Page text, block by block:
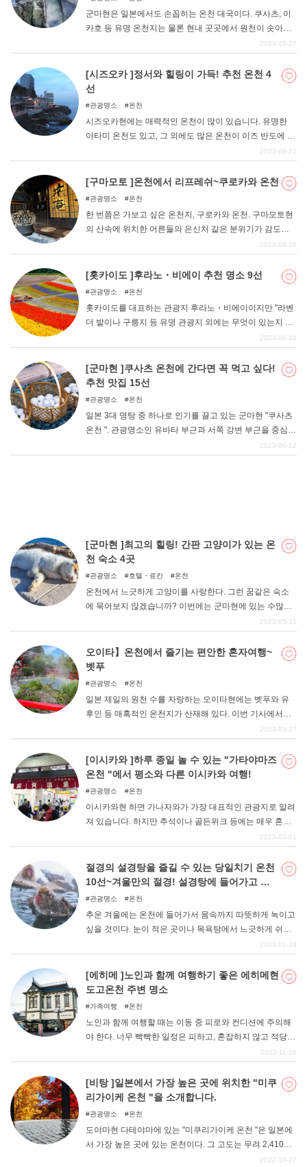
군마현은 일본에서도 손꼽히는 온천 대국이다. 쿠사츠, 이
카호 등 유명 온천지는 물론 현내 곳곳에서 원천이 솟아나
고 있다. 당일치기로 목욕을 즐길 수 있는 곳도 많아 많은
이 인기다. 그래서 이번에는 '군마현 내 온천이 있는 휴게
소'를 정리해 보았다. 쇼핑을 하면서 차박을 포함한 여행의
즐거움을 위해 꼭 참고해 보시기 바랍니다.
2023-10-27
[시즈오카 ]정서와 힐링이 가득! 추천 온천 4
선
관광명소 온천
시즈오카현에는 매력적인 온천이 많이 있습니다. 유명한
아타미 온천도 있고, 그 외에도 많은 온천이 이즈 반도에 있
어 예로부터 온천 마을로 번영해 왔다. 정감 넘치는 거리 풍
습니다. 이번 기사에서는 그런 시즈오카현의 추천 온천지
를 소개합니다.
2023-09-21
[구마모토 ]온천에서 리프레쉬~쿠로카와 온천
관광명소 온천
한 번쯤은 가보고 싶은 온천지, 구로카와 온천. 구마모토현
의 산속에 위치한 어른들의 은신처 같은 분위기가 감도는
구로카와 온천은 30여 개의 온천 료칸 중 외딴 곳에 위치한
순회手形으로 당일치기 입욕 등 쿠로가와 온천을 즐길 수
있는 다양한 방법이 있는 것이 특징인 온천 마을이다. 이번
2023-08-10
[홋카이도 ]후라노・비에이 추천 명소 9선
관광명소 온천
홋카이도를 대표하는 관광지 후라노・비에이이지만 "라벤
더 밭이나 구릉지 등 유명 관광지 외에는 무엇이 있는지 잘
모르겠다는 "분들도 많을 것이다. 이번에는 1년에 한두 번
명소를 소개합니다.
2023-06-19
[군마현 ]쿠사츠 온천에 간다면 꼭 먹고 싶다!
추천 맛집 15선
관광명소 온천
일본 3대 명탕 중 하나로 인기를 끌고 있는 군마현 "쿠사츠
온천 ". 관광명소인 유바타 부근과 서쪽 강변 부근을 중심으
로 맛있는 음식점이 즐비해 있어 산책하기에 좋은 장소이
2023-06-12
[군마현 ]최고의 힐링! 간판 고양이가 있는 온
천 숙소 4곳
관광명소 호텔・료칸 온천
온천에서 느긋하게 고양이를 사랑한다. 그런 꿈같은 숙소
에 묵어보지 않겠습니까? 이번에는 군마현에 있는 수많은
숙소 중에서 '간판 고양이'를 만날 수 있는 곳을 엄선하여 정
여움으로 힐링을 즐겨보자.
2023-05-31
오이타】온천에서 즐기는 편안한 혼자여행~
벳푸
관광명소 온천
일본 제일의 원천 수를 자랑하는 오이타현에는 벳푸와 유
후인 등 매혹적인 온천지가 산재해 있다. 이번 기사에서는
벳푸 지역에 초점을 맞춰 그 매력을 소개한다. 지옥찜 등 여
에 추천한다. 벳푸 유후인은 좋은 의미의 차분한 어른스러
운 분위기가 감돌고 있어, 남의 시선을 신경 쓰지 않고 관광
을 즐길 수 있는 나홀로 여행 추천 스팟이다. 이 기사를 참
2023-03-27
[이시카와 ]하루 종일 놀 수 있는 "가타야마즈
온천 "에서 평소와 다른 이시카와 여행!
관광명소 온천
이시카와현 하면 가나자와가 가장 대표적인 관광지로 알려
져 있습니다. 하지만 추석이나 골든위크 등에는 매우 혼잡
하여 "너무 혼잡하여 여유롭게 ...... "즐길 수 없었다는 분들
명소 "가타야마즈 온천 "을 소개합니다. 온천뿐만 아니라 인
스타그램에 올리기 좋은 명소와 체험 명소가 즐비한 가타
야마즈 온천에 가면 혼잡을 피해 평소와는 다른 이시카와
2023-03-01
절경의 설경탕을 즐길 수 있는 당일치기 온천
10선~겨울만의 절경! 설경탕에 들어가고 싶
다~!
관광명소 온천
추운 겨울에는 온천에 들어가서 몸속까지 따뜻하게 녹이고
싶을 것이다. 눈이 적은 곳이나 목욕탕에서 느긋하게 쉬는
것도 좋지만, 이왕이면 겨울에만 즐길 수 있는 눈썰매탕을
은 특별하다. 숙박 없이 당일치기로 부담 없이 즐길 수 있는
눈썰매장 10곳을 소개한다.
2023-01-24
[에히메 ]노인과 함께 여행하기 좋은 에히메현
도고온천 주변 명소
가족여행 온천
노인과 함께 여행할 때는 이동 중 피로와 컨디션에 주의해
야 한다. 너무 빡빡한 일정은 피하고, 혼잡하지 않고 적당히
쉴 수 있는 여행을 추천한다. 노인의 체력을 고려하여 즐거
불편한 노인과 함께 즐길 수 있는 여행'을 테마로 한다. 할아
버지, 할머니와 함께 즐기는 여유로운 여행은 어떠세요?
2022-11-16
[비탕 ]일본에서 가장 높은 곳에 위치한 "미쿠
리가이케 온천 "을 소개합니다.
관광명소 온천
도야마현 다테야마에 있는 "미쿠리가이케 온천 "은 일본에
서 가장 높은 곳에 있는 온천이다. 그 고도는 무려 2,410m
에 달한다. "등산을 할 수 없으면 갈 수 없는 것이 아닐까?
2022-10-27